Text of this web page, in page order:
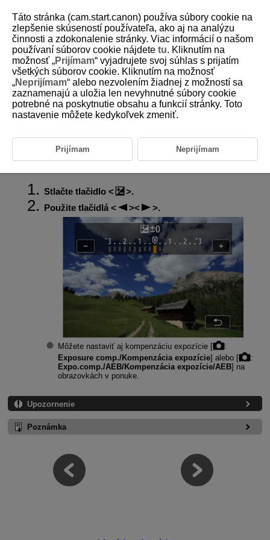
D292-050
Kompenzácia expozície
Kompenzácia expozície umožňuje dosiahnuť jasnejšie (zvýšenie
expozície) alebo tmavšie (zníženie expozície) nastavenie štandardnej
expozície nastavenej videokamerou.
a M . Podrobnejšie informácie o kompenzácii expozície pri nastavení
aj automatického nastavenia citlivosti ISO nájdete v časti
M: Snímanie s manuálnym nastavením expozície.
Stlačte tlačidlo
.
Použite tlačidlá
.
Môžete nastaviť aj kompenzáciu expozície [
:
Exposure comp./Kompenzácia expozície] alebo [
:
Expo.comp./AEB/Kompenzácia expozície/AEB] na
obrazovkách v ponuke.
Upozornenie
Poznámka
Táto stránka (cam.start.canon) používa súbory cookie na
zlepšenie skúseností používateľa, ako aj na analýzu
činnosti a zdokonalenie stránky. Viac informácií o našom
používaní súborov cookie nájdete tu. Kliknutím na
možnosť „Prijímam“ vyjadrujete svoj súhlas s prijatím
všetkých súborov cookie. Kliknutím na možnosť
„Neprijímam“ alebo nezvolením žiadnej z možností sa
zaznamenajú a uložia len nevyhnutné súbory cookie
potrebné na poskytnutie obsahu a funkcií stránky. Toto
nastavenie môžete kedykoľvek zmeniť.
Prijímam Neprijímam